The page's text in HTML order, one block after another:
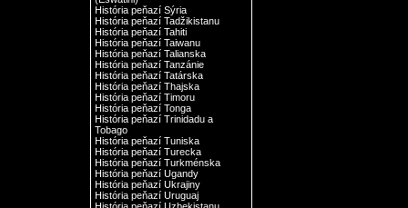
História peňazí Sýria
História peňazí Tadžikistanu
História peňazí Tahiti
História peňazí Taiwanu
História peňazí Talianska
História peňazí Tanzánie
História peňazí Tatárska
História peňazí Thajska
História peňazí Timoru
História peňazí Tonga
História peňazí Trinidadu a
Tobago
História peňazí Tuniska
História peňazí Turecka
História peňazí Turkménska
História peňazí Ugandy
História peňazí Ukrajiny
História peňazí Uruguaj